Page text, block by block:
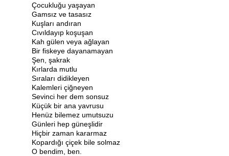
Çocukluğu yaşayan
Gamsız ve tasasız
Kuşları andıran
Cıvıldayıp koşuşan
Kah gülen veya ağlayan
Bir fiskeye dayanamayan
Şen, şakrak
Kırlarda mutlu
Sıraları didikleyen
Kalemleri çiğneyen
Sevinci her dem sonsuz
Küçük bir ana yavrusu
Henüz bilemez umutsuzu
Günleri hep güneşlidir
Hiçbir zaman kararmaz
Kopardığı çiçek bile solmaz
O bendim, ben.